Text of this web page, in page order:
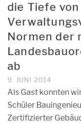
die Tiefe
Normen der
ab
9. JUNI 2014
Als Gast konnten
Schüler
Zertifizierter